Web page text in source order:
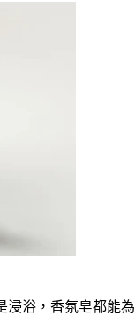
浸浴，香氛皂都能為